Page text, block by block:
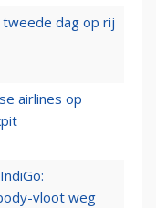
dag op rij
airlines op
vloot weg